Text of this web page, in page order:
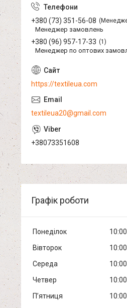
+380 (73) 351-56-08
Менеджер замовлень
+380 (96) 957-17-33 1
Менеджер по оптових
https://textileua.com
textileua20@gmail.com
+38073351608
Графік роботи
Понеділок 10:00
Вівторок
10:00
Середа
10:00
Четвер
10:00
Пʼятниця
10:00